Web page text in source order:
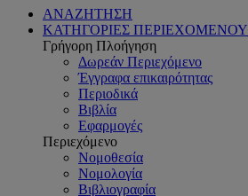
ΑΝΑΖΗΤΗΣΗ
ΚΑΤΗΓΟΡΙΕΣ ΠΕΡΙΕΧΟΜΕΝΟΥ
Γρήγορη Πλοήγηση
Δωρεάν Περιεχόμενο
Έγγραφα επικαιρότητας
Περιοδικά
Βιβλία
Εφαρμογές
Περιεχόμενο
Νομοθεσία
Νομολογία
Βιβλιογραφία